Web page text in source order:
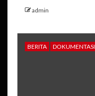
admin
BERITA DOKUMENTASI